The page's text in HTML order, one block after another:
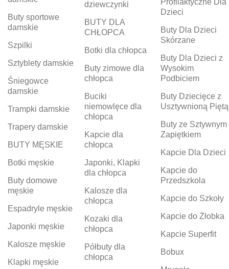
Buty sportowe
damskie
Szpilki
Sztyblety damskie
Śniegowce
damskie
Trampki damskie
Trapery damskie
BUTY MĘSKIE
Botki męskie
Buty domowe
męskie
Espadryle męskie
Japonki męskie
Kalosze męskie
Klapki męskie
dziewczynki
BUTY DLA
CHŁOPCA
Botki dla chłopca
Buty zimowe dla
chłopca
Buciki
niemowlęce dla
chłopca
Kapcie dla
chłopca
Japonki, Klapki
dla chłopca
Kalosze dla
chłopca
Kozaki dla
chłopca
Półbuty dla
chłopca
Profilaktyczne Dla
Dzieci
Buty Dla Dzieci
Skórzane
Buty Dla Dzieci z
Wysokim
Podbiciem
Buty Dziecięce z
Usztywnioną Piętą
Buty ze Sztywnym
Zapiętkiem
Kapcie Dla Dzieci
Kapcie do
Przedszkola
Kapcie do Szkoły
Kapcie do Żłobka
Kapcie Superfit
Bobux